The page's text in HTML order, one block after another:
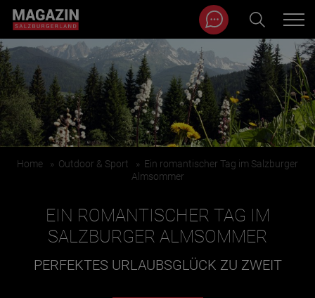
Zum Inhalt springen
BEITRÄGE IN MEINER NÄHE
BEITRÄGE IN MEINER NÄHE ANZEIGEN
Magazin durchsuchen...
Home » Outdoor & Sport » Ein romantischer Tag im Salzburger
Almsommer
EIN ROMANTISCHER TAG IM
SALZBURGER ALMSOMMER
PERFEKTES URLAUBSGLÜCK ZU ZWEIT